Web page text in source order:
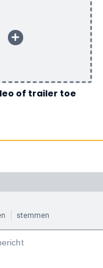
of trailer toe
stemmen